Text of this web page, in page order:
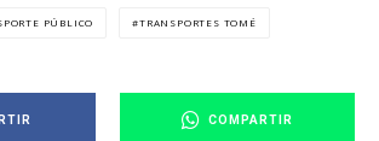
PÚBLICO TRANSPORTES TOMÉ
COMPARTIR